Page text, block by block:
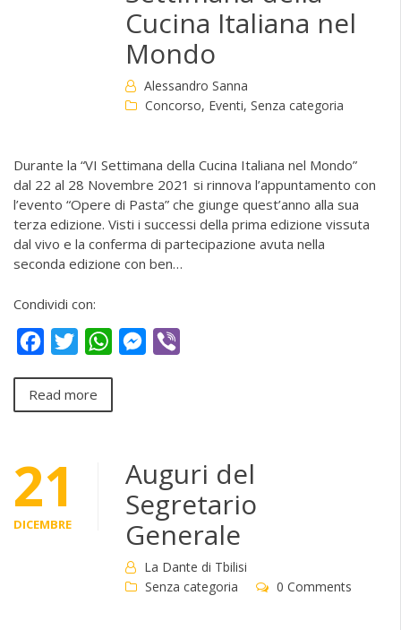
Cucina Italiana nel
Mondo
Alessandro Sanna
Concorso, Eventi, Senza categoria
Durante la “VI Settimana della Cucina Italiana nel Mondo”
dal 22 al 28 Novembre 2021 si rinnova l’appuntamento con
l’evento “Opere di Pasta” che giunge quest’anno alla sua
terza edizione. Visti i successi della prima edizione vissuta
dal vivo e la conferma di partecipazione avuta nella
seconda edizione con ben…
Condividi con:
FacebookTwitterWhatsAppMessenger
Read more
21
DICEMBRE
Auguri del
Segretario
Generale
La Dante di Tbilisi
Senza categoria
0 Comments